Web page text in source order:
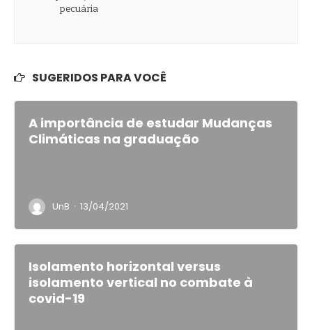
SUGERIDOS PARA VOCÊ
A importância de estudar Mudanças
Climáticas na graduação
UnB · 13/04/2021
Isolamento horizontal versus
isolamento vertical no combate à
covid-19